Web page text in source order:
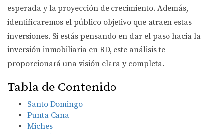
esperada y la proyección de crecimiento. Además,
identificaremos el público objetivo que atraen estas
inversiones. Si estás pensando en dar el paso hacia la
inversión inmobiliaria en RD, este análisis te
proporcionará una visión clara y completa.
Tabla de Contenido
Santo Domingo
Punta Cana
Miches